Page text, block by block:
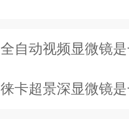
全自动视频显微镜是一种基
徕卡超景深显微镜是一种具有